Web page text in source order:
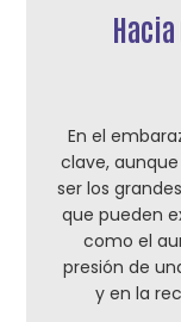
En el
clave,
ser los
que pueden
como el
presión de
y en la